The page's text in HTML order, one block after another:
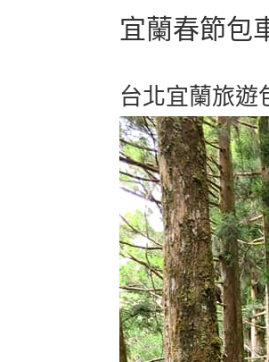
宜蘭春節包
台北宜蘭旅遊